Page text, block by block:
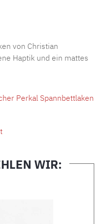
von Christian
Haptik und ein mattes
Perkal Spannbettlaken
WIR: